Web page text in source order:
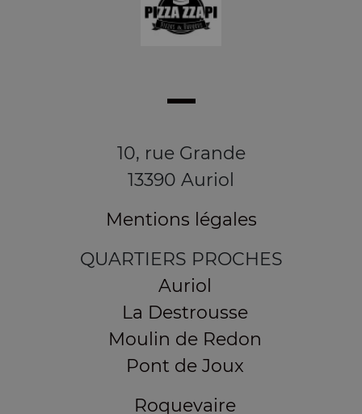
10, rue Grande
13390 Auriol
Mentions légales
QUARTIERS PROCHES
Auriol
La Destrousse
Moulin de Redon
Pont de Joux
Roquevaire